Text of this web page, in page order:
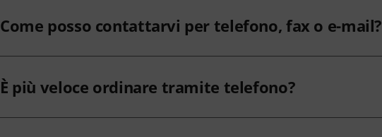
Come posso contattarvi per telefono, fax o e-mail?
È più veloce ordinare tramite telefono?